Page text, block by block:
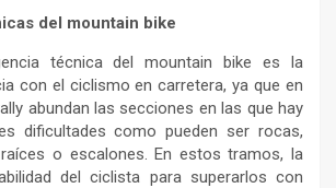
del mountain bike
técnica del mountain bike es la
con el ciclismo en carretera, ya que en
abundan las secciones en las que hay
dificultades como pueden ser rocas,
o escalones. En estos tramos, la
del ciclista para superarlos con